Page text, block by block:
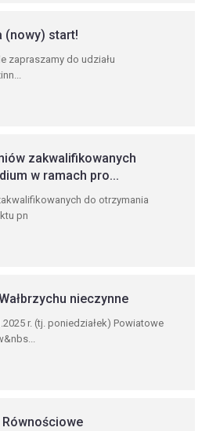
(nowy) start!
zapraszamy do udziału
zakwalifikowanych
w ramach pro...
do otrzymania
pn
nieczynne
r. (tj. poniedziałek) Powiatowe